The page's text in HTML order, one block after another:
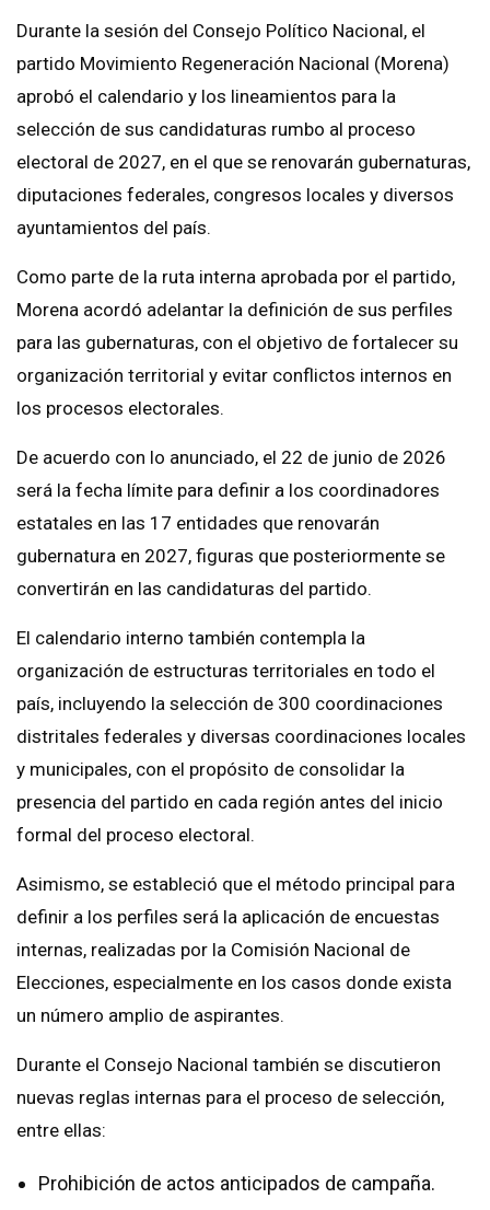
Durante la sesión del Consejo Político Nacional, el
partido Movimiento Regeneración Nacional (Morena)
aprobó el calendario y los lineamientos para la
selección de sus candidaturas rumbo al proceso
electoral de 2027, en el que se renovarán gubernaturas,
diputaciones federales, congresos locales y diversos
ayuntamientos del país.
Como parte de la ruta interna aprobada por el partido,
Morena acordó adelantar la definición de sus perfiles
para las gubernaturas, con el objetivo de fortalecer su
organización territorial y evitar conflictos internos en
los procesos electorales.
De acuerdo con lo anunciado, el 22 de junio de 2026
será la fecha límite para definir a los coordinadores
estatales en las 17 entidades que renovarán
gubernatura en 2027, figuras que posteriormente se
convertirán en las candidaturas del partido.
El calendario interno también contempla la
organización de estructuras territoriales en todo el
país, incluyendo la selección de 300 coordinaciones
distritales federales y diversas coordinaciones locales
y municipales, con el propósito de consolidar la
presencia del partido en cada región antes del inicio
formal del proceso electoral.
Asimismo, se estableció que el método principal para
definir a los perfiles será la aplicación de encuestas
internas, realizadas por la Comisión Nacional de
Elecciones, especialmente en los casos donde exista
un número amplio de aspirantes.
Durante el Consejo Nacional también se discutieron
nuevas reglas internas para el proceso de selección,
entre ellas:
Prohibición de actos anticipados de campaña.